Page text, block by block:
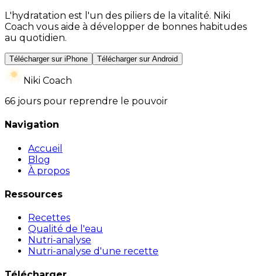
L'hydratation est l'un des piliers de la vitalité. Niki
Coach vous aide à développer de bonnes habitudes
au quotidien.
Télécharger sur iPhone Télécharger sur Android
Niki Coach
66 jours pour reprendre le pouvoir
Navigation
Accueil
Blog
À propos
Ressources
Recettes
Qualité de l'eau
Nutri-analyse
Nutri-analyse d'une recette